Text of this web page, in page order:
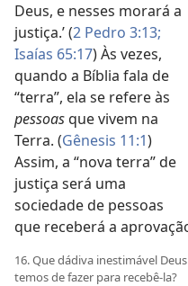
Deus, e nesses morará a
justiça.’ (2 Pedro 3:13;
Isaías 65:17) Às vezes,
quando a Bíblia fala de
“terra”, ela se refere às
pessoasque vivem na
Terra. (Gênesis 11:1)
Assim, a “nova terra” de
justiça será uma
sociedade de pessoas
que receberá a
16. Que dádiva inestimável
temos de fazer para recebê-la?